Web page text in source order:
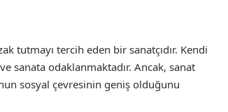
tutmayı tercih eden bir sanatçıdır. Kendi
sanata odaklanmaktadır. Ancak, sanat
sosyal çevresinin geniş olduğunu